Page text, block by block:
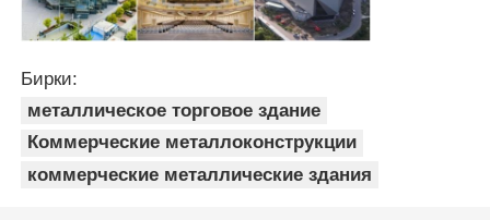
Промышленная стальная конструкция
Общественное стальное здание
Структура коммерческой стали
Бирки:
металлическое торговое здание
Коммерческие металлоконструкции
коммерческие металлические здания